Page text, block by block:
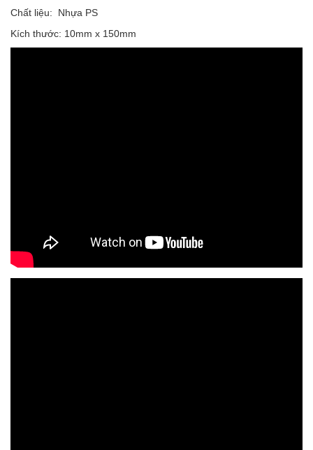
Chất liệu: Nhựa PS
Kích thước: 10mm x 150mm